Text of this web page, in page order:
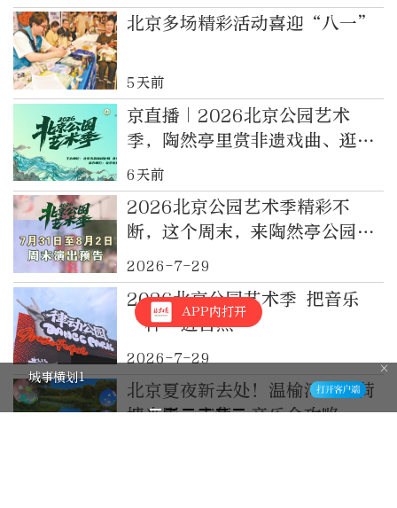
北京多场精彩活动喜迎“八一”
5天前
京直播｜2026北京公园艺术
季，陶然亭里赏非遗戏曲、逛湖
光市集（直播结束）
6天前
2026北京公园艺术季精彩不
断，这个周末，来陶然亭公园看
演出吧！
2026-7-29
2026北京公园艺术季 把音乐
“种”进自然
2026-7-29
北京夏夜新去处！温榆河公园荷
塘光影、市集、音乐全攻略
APP内打开
城事横划1